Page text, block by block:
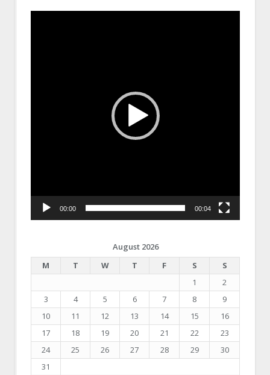
00:00 00:04
August 2026
M
T W T F S
S
1
2
3
4 5 6 7 8
9
10
11 12 13 14 15
16
17
18 19 20 21 22
23
24
25 26 27 28 29
30
31